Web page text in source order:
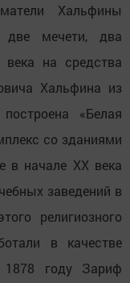
Хальфины
две мечети, два
на средства
Хальфина из
«Белая
со зданиями
в начале XX века
заведений в
религиозного
в качестве
году Зариф